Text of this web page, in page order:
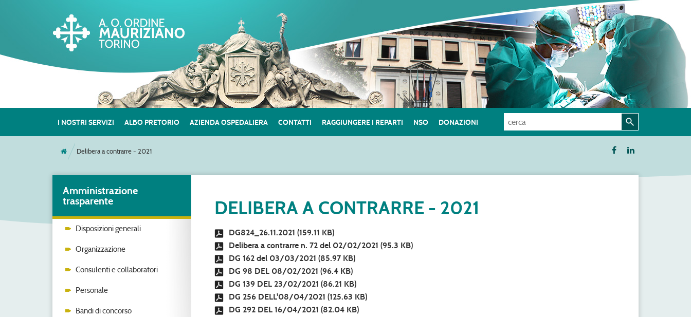
I NOSTRI SERVIZI ALBO PRETORIO AZIENDA OSPEDALIERA CONTATTI RAGGIUNGERE I REPARTI NSO DONAZIONI
Delibera a contrarre - 2021
Amministrazione
trasparente
Disposizioni generali
Organizzazione
Consulenti e collaboratori
Personale
Bandi di concorso
DELIBERA A CONTRARRE - 2021
DG824_26.11.2021 (159.11 KB)
Delibera a contrarre n. 72 del 02/02/2021 (95.3 KB)
DG 162 del 03/03/2021 (85.97 KB)
DG 98 DEL 08/02/2021 (96.4 KB)
DG 139 DEL 23/02/2021 (86.21 KB)
DG 256 DELL'08/04/2021 (125.63 KB)
DG 292 DEL 16/04/2021 (82.04 KB)